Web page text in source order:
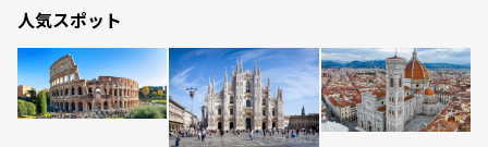
人気スポット